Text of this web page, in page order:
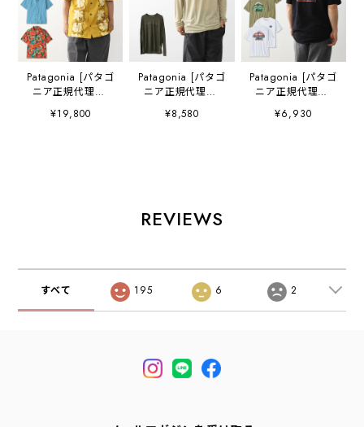
Patagonia [パタゴ
ニア正規代理店]
M's Tidal
Threads Camp
¥19,800
Patagonia [パタゴ
ニア正規代理店]
M's L/S Cap Cool
Trail Shirt -
シャツ（ストラタ
ピークス）・長
¥8,580
Patagonia [パタゴ
ニア正規代理店]
M's Great Waves
Responsibili-Tee
¥6,930
REVIEWS
すべて 195 6 2